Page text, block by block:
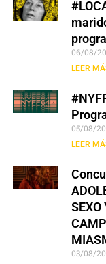
06/08/
LEER
05/08/
LEER
SEXO
03/08/